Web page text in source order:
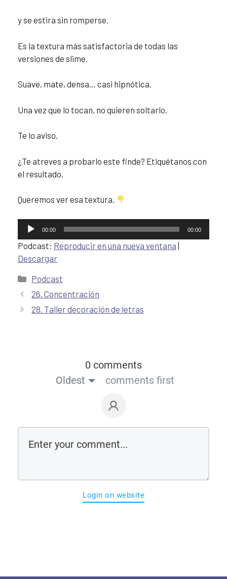
y se estira sin romperse.
Es la textura más satisfactoria de todas las
versiones de slime.
Suave, mate, densa… casi hipnótica.
Una vez que lo tocan, no quieren soltarlo.
Te lo aviso.
¿Te atreves a probarlo este finde? Etiquétanos con
el resultado.
Queremos ver esa textura.
Reproductor
de
audio
00:00 00:00
Podcast: Reproducir en una nueva ventana |
Descargar
Podcast
26. Concentración
28. Taller decoración de letras
0 comments
Oldest
comments first
Login on website